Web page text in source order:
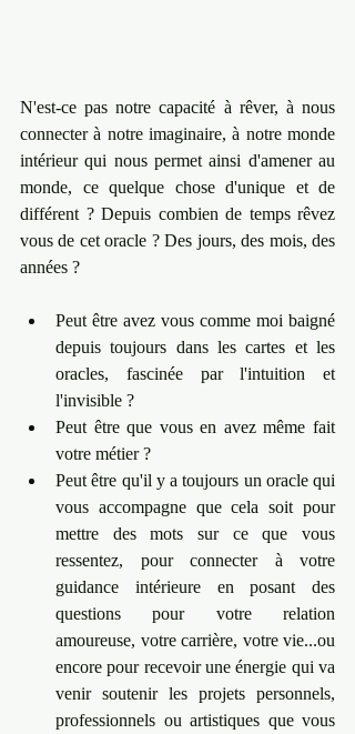
N'est-ce pas notre capacité à rêver, à nous
connecter à notre imaginaire, à notre monde
intérieur qui nous permet ainsi d'amener au
monde, ce quelque chose d'unique et de
différent ? Depuis combien de temps rêvez
vous de cet oracle ? Des jours, des mois, des
années ?
Peut être avez vous comme moi baigné
depuis toujours dans les cartes et les
oracles, fascinée par l'intuition et
l'invisible ?
Peut être que vous en avez même fait
votre métier ?
Peut être qu'il y a toujours un oracle qui
vous accompagne que cela soit pour
mettre des mots sur ce que vous
ressentez, pour connecter à votre
guidance intérieure en posant des
questions pour votre relation
amoureuse, votre carrière, votre vie...ou
encore pour recevoir une énergie qui va
venir soutenir les projets personnels,
professionnels ou artistiques que vous